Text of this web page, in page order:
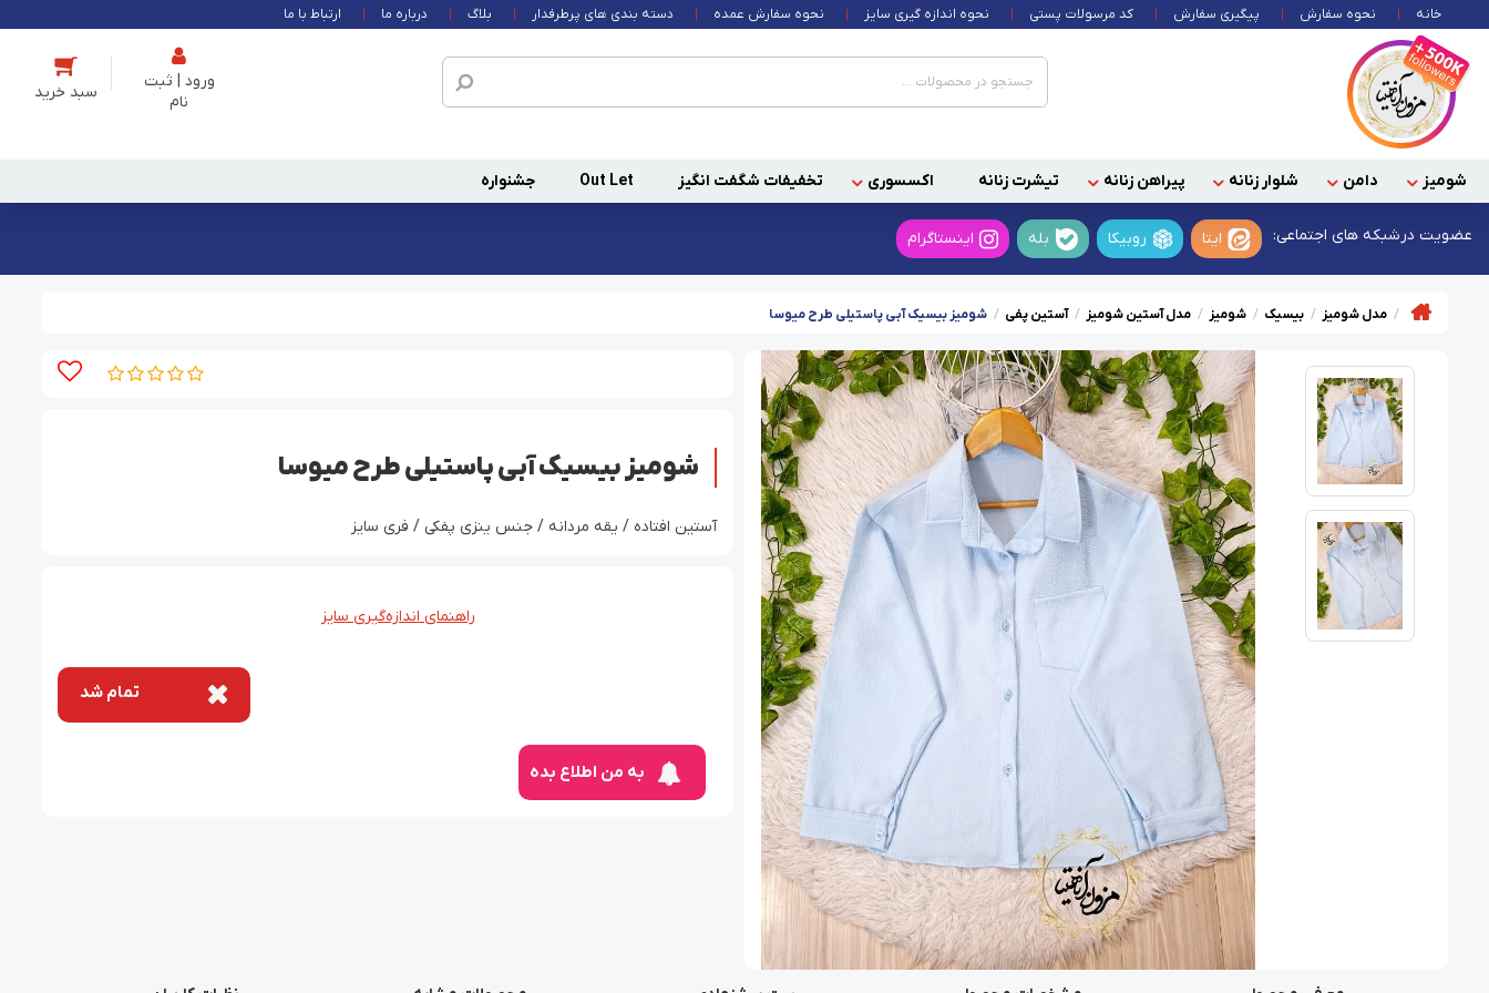
خانه نحوه سفارش پیگیری سفارش کد مرسولات پستی نحوه اندازه گیری سایز نحوه سفارش عمده دسته بندی های پرطرفدار بلاگ درباره ما ارتباط با ما
ورود | ثبت
نام
شومیز دامن شلوار زنانه پیراهن زنانه تیشرت زنانه اکسسوری تخفیفات شگفت انگیز Out Let جشنواره
عضویت درشبکه های اجتماعی: ایتا روبیکا بله اینستاگرام
مدل شومیز بیسیک شومیز مدل آستین شومیز آستین پفی شومیز بیسیک آبی پاستیلی طرح میوسا
شومیز بیسیک آبی پاستیلی طرح میوسا
آستین افتاده / یقه مردانه / جنس ینزی پفکی / فری سایز
راهنمای اندازه‌گیری سایز
تمام شد
به من اطلاع بده